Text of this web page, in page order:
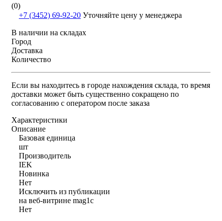
(0)
+7 (3452) 69-92-20 Уточняйте цену у менеджера
В наличии на складах
Город
Доставка
Количество
Если вы находитесь в городе нахождения склада, то время
доставки может быть существенно сокращено по
согласованию с оператором после заказа
Характеристики
Описание
Базовая единица
шт
Производитель
IEK
Новинка
Нет
Исключить из публикации
на веб-витрине mag1c
Нет